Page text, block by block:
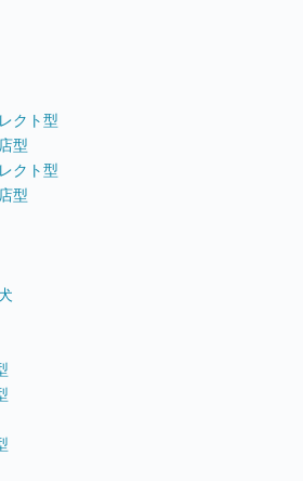
クト型
型
クト型
型